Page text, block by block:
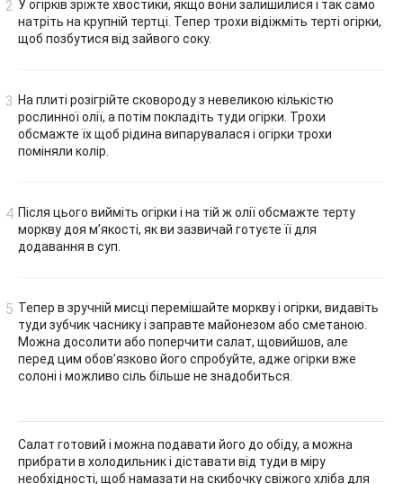
У огірків зріжте хвостики, якщо вони залишилися і так само
натріть на крупній тертці. Тепер трохи відіжміть терті огірки,
щоб позбутися від зайвого соку.
На плиті розігрійте сковороду з невеликою кількістю
рослинної олії, а потім покладіть туди огірки. Трохи
обсмажте їх щоб рідина випарувалася і огірки трохи
поміняли колір.
Після цього вийміть огірки і на тій ж олії обсмажте терту
моркву доя м’якості, як ви зазвичай готуєте її для
додавання в суп.
Тепер в зручній мисці перемішайте моркву і огірки, видавіть
туди зубчик часнику і заправте майонезом або сметаною.
Можна досолити або поперчити салат, щовийшов, але
перед цим обов’язково його спробуйте, адже огірки вже
солоні і можливо сіль більше не знадобиться.
Салат готовий і можна подавати його до обіду, а можна
прибрати в холодильник і діставати від туди в міру
необхідності, щоб намазати на скибочку свіжого хліба для